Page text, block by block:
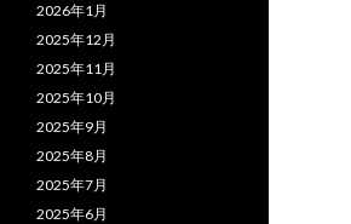
2026年1月
2025年12月
2025年11月
2025年10月
2025年9月
2025年8月
2025年7月
2025年6月